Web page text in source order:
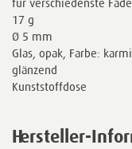
17 g
Ø 5 mm
Glas, opak, Farbe:
glänzend
Kunststoffdose
Hersteller-